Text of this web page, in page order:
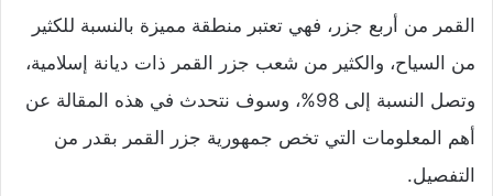
القمر من أربع جزر، فهي تعتبر منطقة مميزة بالنسبة للكثير
من السياح، والكثير من شعب جزر القمر ذات ديانة إسلامية،
وتصل النسبة إلى 98%، وسوف نتحدث في هذه المقالة عن
أهم المعلومات التي تخص جمهورية جزر القمر بقدر من
التفصيل.